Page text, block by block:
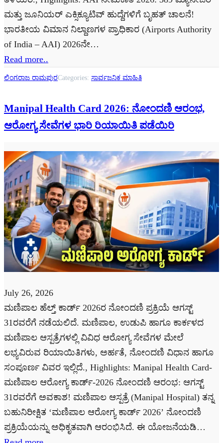
ಮತ್ತು ಜೂನಿಯರ್ ಎಕ್ಸಿಕ್ಯೂಟಿವ್ ಹುದ್ದೆಗಳಿಗೆ ಬೃಹತ್ ಚಾಲನೆ!
ಭಾರತೀಯ ವಿಮಾನ ನಿಲ್ದಾಣಗಳ ಪ್ರಾಧಿಕಾರ (Airports Authority
of India – AAI) 2026ನೇ…
Read more..
ಲಿಂಗರಾಜ ರಾಮಪುರCategories: ಸಾರ್ವಜನಿಕ ಮಾಹಿತಿ
Manipal Health Card 2026: ನೋಂದಣಿ ಆರಂಭ,
ಆರೋಗ್ಯ ಸೇವೆಗಳ ಭಾರಿ ರಿಯಾಯಿತಿ ಪಡೆಯಿರಿ
July 26, 2026
ಮಣಿಪಾಲ ಹೆಲ್ತ್ ಕಾರ್ಡ್ 2026ರ ನೋಂದಣಿ ಪ್ರಕ್ರಿಯೆ ಆಗಸ್ಟ್
31ರವರೆಗೆ ನಡೆಯಲಿದೆ. ಮಣಿಪಾಲ, ಉಡುಪಿ ಹಾಗೂ ಕಾರ್ಕಳದ
ಮಣಿಪಾಲ ಆಸ್ಪತ್ರೆಗಳಲ್ಲಿ ವಿವಿಧ ಆರೋಗ್ಯ ಸೇವೆಗಳ ಮೇಲೆ
ಲಭ್ಯವಿರುವ ರಿಯಾಯಿತಿಗಳು, ಅರ್ಹತೆ, ನೋಂದಣಿ ವಿಧಾನ ಹಾಗೂ
ಸಂಪೂರ್ಣ ವಿವರ ಇಲ್ಲಿದೆ., Highlights: Manipal Health Card-
ಮಣಿಪಾಲ ಆರೋಗ್ಯ ಕಾರ್ಡ್-2026 ನೋಂದಣಿ ಆರಂಭ: ಆಗಸ್ಟ್
31ರವರೆಗೆ ಅವಕಾಶ! ಮಣಿಪಾಲ ಆಸ್ಪತ್ರೆ (Manipal Hospital) ತನ್ನ
ಬಹುನಿರೀಕ್ಷಿತ ‘ಮಣಿಪಾಲ ಆರೋಗ್ಯ ಕಾರ್ಡ್ 2026’ ನೋಂದಣಿ
ಪ್ರಕ್ರಿಯೆಯನ್ನು ಅಧಿಕೃತವಾಗಿ ಆರಂಭಿಸಿದೆ. ಈ ಯೋಜನೆಯಡಿ…